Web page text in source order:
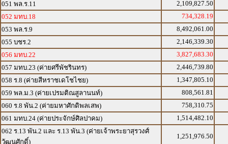
051 พล.ร.11
2,109,827.50
052 มทบ.18
734,328.19
053 พล.ร.9
8,492,061.00
055 บชร.2
2,146,339.30
056 มทบ.22
3,827,683.30
057 มทบ.23 (ค่ายศรีพัชรินทร)
2,446,739.80
058 ร.8 (ค่ายสีหราชเดโชไชย)
1,347,805.10
059 พล.ม.3 (ค่ายเปรมติณสูลานนท์)
808,561.81
060 ร.8 พัน.2 (ค่ายมหาศักดิพลเสพ)
758,310.75
061 มทบ.24 (ค่ายประจักษ์ศิลปาคม)
1,514,482.10
062 ร.13 พัน.2 และ ร.13 พัน.3 (ค่ายเจ้าพระยาสุรวงศ์
วัฒนศักดิ์)
1,251,976.50